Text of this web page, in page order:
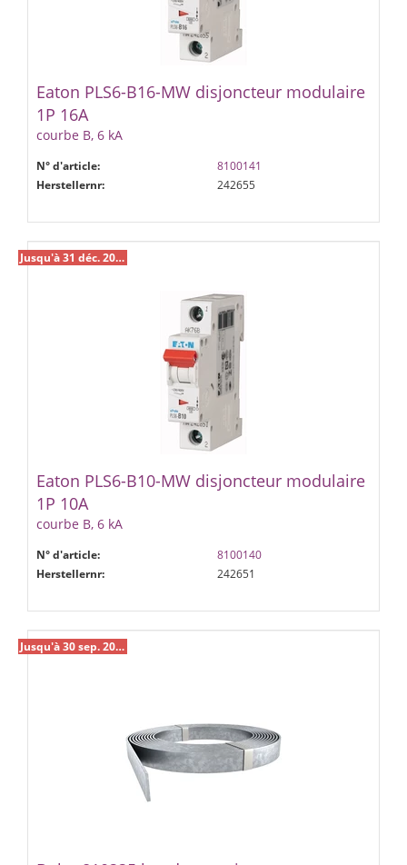
Eaton PLS6-B16-MW disjoncteur modulaire
1P 16A
courbe B, 6 kA
N° d'article:
8100141
Herstellernr:
242655
Jusqu'à 31 déc. 2026 %
Eaton PLS6-B10-MW disjoncteur modulaire
1P 10A
courbe B, 6 kA
N° d'article:
8100140
Herstellernr:
242651
Jusqu'à 30 sep. 2026 %